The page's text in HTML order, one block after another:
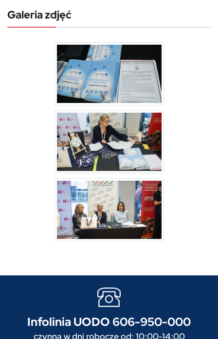
Galeria zdjęć
Infolinia UODO 606-950-000
czynna w dni robocze od: 10:00-14:00